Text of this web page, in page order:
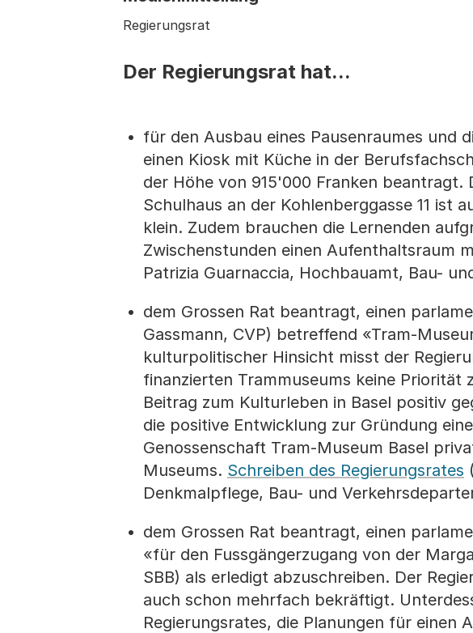
Regierungsrat
Der Regierungsrat hat...
für den Ausbau eines Pausenraumes und
einen Kiosk mit Küche in der
der Höhe von 915'000 Franken
Schulhaus an der Kohlenberggasse 11 ist
klein. Zudem brauchen die Lernenden
Zwischenstunden einen Aufenthaltsraum
Patrizia Guarnaccia, Hochbauamt, Bau-
dem Grossen Rat beantragt, einen
Gassmann, CVP) betreffend «Tram-
kulturpolitischer Hinsicht misst der
finanzierten Trammuseums keine
Beitrag zum Kulturleben in Basel positiv
die positive Entwicklung zur Gründung
Genossenschaft Tram-Museum Basel
Museums. Schreiben des Regierungsrates
Denkmalpflege, Bau- und
dem Grossen Rat beantragt, einen
«für den Fussgängerzugang von der
SBB) als erledigt abzuschreiben. Der
auch schon mehrfach bekräftigt.
Regierungsrates, die Planungen für einen